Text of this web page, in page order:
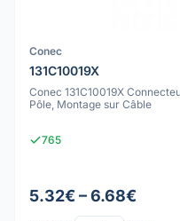
Conec
131C10019X
Conec 131C10019X
Pôle, Montage sur Câble
765
5.32€ – 6.68€